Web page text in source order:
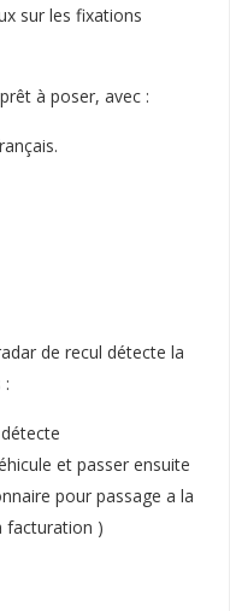
sur les fixations
à poser, avec :
de recul détecte la
:
et passer ensuite
pour passage a la
facturation )